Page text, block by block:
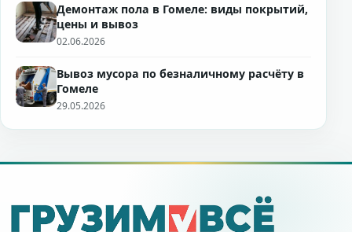
Демонтаж пола в Гомеле: виды покрытий,
цены и вывоз
02.06.2026
Вывоз мусора по безналичному расчёту в
Гомеле
29.05.2026